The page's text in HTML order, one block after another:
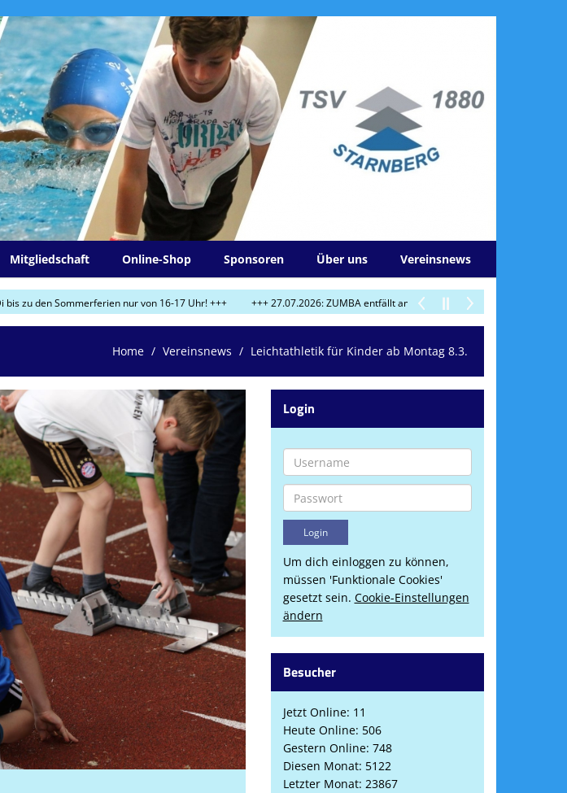
Mitgliedschaft Online-Shop Sponsoren Über uns Vereinsnews
Sommerferien nur von 16-17 Uhr! +++ +++ 27.07.2026: ZUMBA entfällt am Do 30.7.! +++ +++ 29.07.2026: Heute
Home Vereinsnews Leichtathletik für Kinder ab Montag 8.3.
Login
Um dich einloggen zu können,
müssen 'Funktionale Cookies'
gesetzt sein. Cookie-Einstellungen
ändern
Besucher
Jetzt Online: 11
Heute Online: 506
Gestern Online: 748
Diesen Monat: 5122
Letzter Monat: 23867